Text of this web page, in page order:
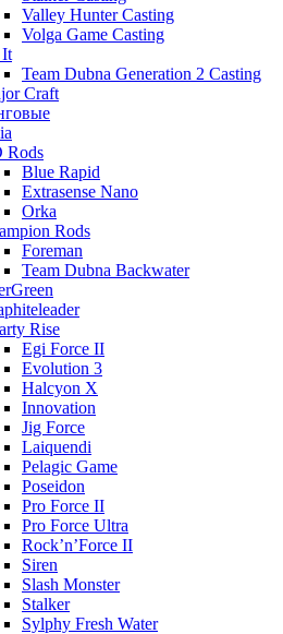
Valley Hunter Casting
Volga Game Casting
It
Team Dubna Generation 2 Casting
Craft
Rods
Blue Rapid
Extrasense Nano
Orka
Rods
Foreman
Team Dubna Backwater
Rise
Egi Force II
Evolution 3
Halcyon X
Innovation
Jig Force
Laiquendi
Pelagic Game
Poseidon
Pro Force II
Pro Force Ultra
Rock’n’Force II
Siren
Slash Monster
Stalker
Sylphy Fresh Water